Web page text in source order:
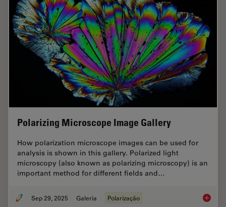
Polarizing Microscope Image Gallery
How polarization microscope images can be used for
analysis is shown in this gallery. Polarized light
microscopy (also known as polarizing microscopy) is an
important method for different fields and…
Sep 29, 2025 Galeria Polarização